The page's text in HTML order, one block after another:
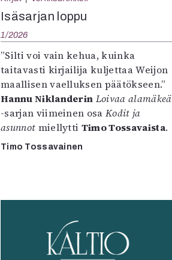
Isäsarjan loppu
1/2026
”Silti voi vain kehua, kuinka
taitavasti kirjailija kuljettaa Weijon
maallisen vaelluksen päätökseen.”
Hannu Niklanderin Loivaa alamäkeä
-sarjan viimeinen osaKodit ja
asunnot miellytti Timo Tossavaista.
Timo Tossavainen